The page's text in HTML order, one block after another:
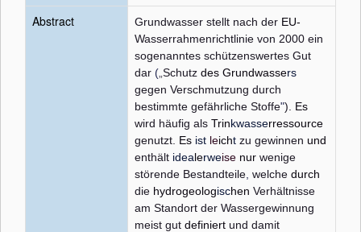
Abstract
Grundwasser stellt nach der EU-
Wasserrahmenrichtlinie von 2000 ein
sogenanntes schützenswertes Gut
dar ( Schutz des Grundwassers
gegen Verschmutzung durch
bestimmte gefährliche Stoffe"). Es
wird häufig als Trinkwasserressource
genutzt. Es ist leicht zu gewinnen und
enthält idealerweise nur wenige
störende Bestandteile welche durch
die hydrogeologischen Verhältnisse
am Standort der Wassergewinnung
meist gut definiert und damit